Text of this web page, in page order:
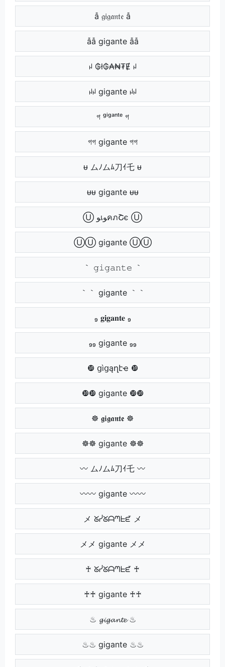
ẫ 𝔤𝔦𝔤𝔞𝔫𝔱𝔢 ẫ
ẫẫ gigante ẫẫ
ꈤ ₲ł₲₳₦₮Ɇ ꈤ
ꈤꈤ gigante ꈤꈤ
গ ᵍⁱᵍᵃⁿᵗᵉ গ
গগ gigante গগ
ᵾ ムﾉムﾑ刀ｲ乇 ᵾ
ᵾᵾ gigante ᵾᵾ
Ⓤ ﻮเﻮคภՇє Ⓤ
ⓊⓊ gigante ⓊⓊ
｀ 𝚐𝚒𝚐𝚊𝚗𝚝𝚎 ｀
｀｀ gigante ｀｀
₉ 𝐠𝐢𝐠𝐚𝐧𝐭𝐞 ₉
₉₉ gigante ₉₉
❿ ցìցąղէҽ ❿
❿❿ gigante ❿❿
☸ 𝖌𝖎𝖌𝖆𝖓𝖙𝖊 ☸
☸☸ gigante ☸☸
〰 ムﾉムﾑ刀ｲ乇 〰
〰〰 gigante 〰〰
メ ᘜᓰᘜᗩᘉᖶᘿ メ
メメ gigante メメ
♰ ᘜᓰᘜᗩᘉᖶᘿ ♰
♰♰ gigante ♰♰
♨ 𝓰𝓲𝓰𝓪𝓷𝓽𝓮 ♨
♨♨ gigante ♨♨